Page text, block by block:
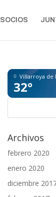
SOCIOS
Villarroya de
32°
Archivos
febrero 2020
enero 2020
diciembre